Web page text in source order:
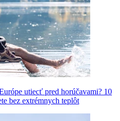
utiecť pred horúčavami? 10
bez extrémnych teplôt